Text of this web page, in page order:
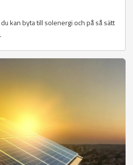
kan byta till solenergi och på så sätt